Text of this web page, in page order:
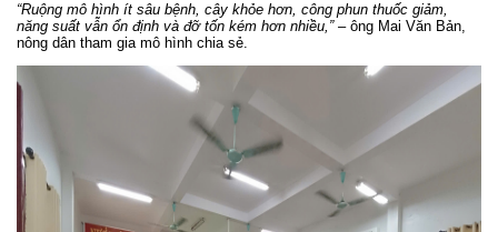
“Ruộng mô hình ít sâu bệnh, cây khỏe hơn, công phun thuốc giảm,
năng suất vẫn ổn định và đỡ tốn kém hơn nhiều,”– ông Mai Văn Bản,
nông dân tham gia mô hình chia sẻ.